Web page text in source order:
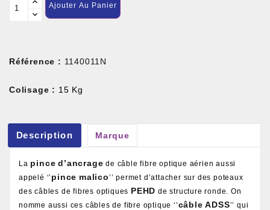
Ajouter Au Panier
Référence : 1140011N
Colisage : 15 Kg
Description Marque
La pince d’ancrage de câble fibre optique aérien aussi
appelé ‘’ pince malico’’ permet d’attacher sur des poteaux
des câbles de fibres optiques PEHD de structure ronde. On
nomme aussi ces câbles de fibre optique ‘’câble ADSS’’ qui